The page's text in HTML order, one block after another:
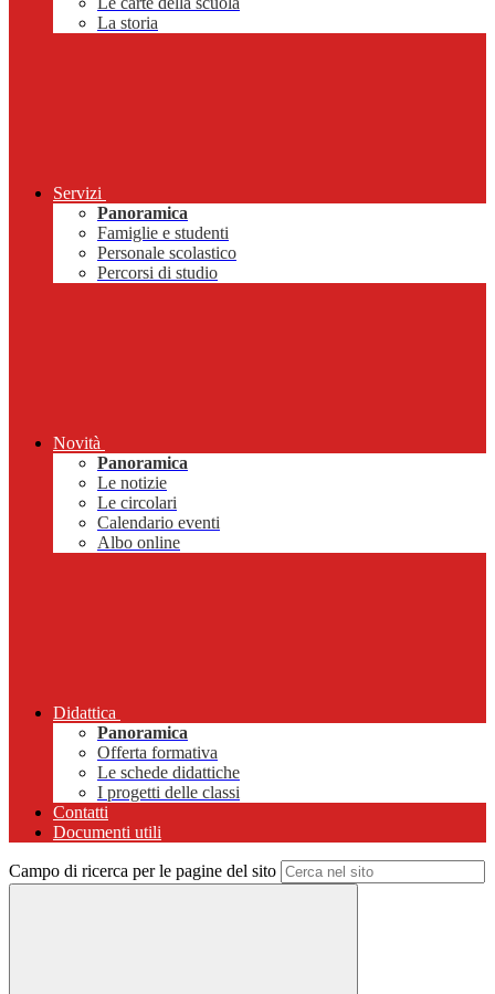
La storia
Servizi
Panoramica
Famiglie e studenti
Personale scolastico
Percorsi di studio
Novità
Panoramica
Le notizie
Le circolari
Calendario eventi
Albo online
Didattica
Panoramica
Offerta formativa
Le schede didattiche
I progetti delle classi
Contatti
Documenti utili
Campo di ricerca per le pagine del sito